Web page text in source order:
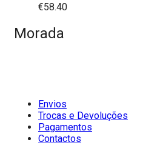
€58.40
Morada
Envios
Trocas e Devoluções
Pagamentos
Contactos